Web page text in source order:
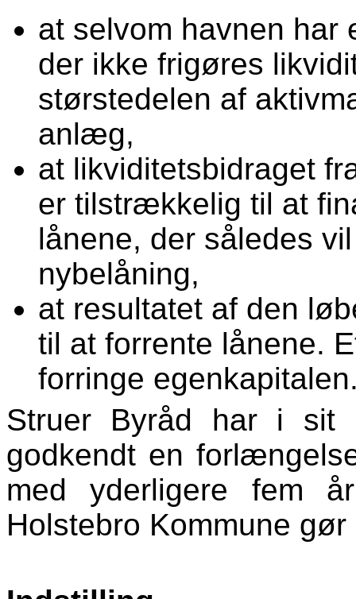
at selvom havnen har
der ikke frigøres
størstedelen af
anlæg,
at likviditetsbidraget
er tilstrækkelig til at
lånene, der således
nybelåning,
at resultatet af den
til at forrente lånene.
forringe
Struer Byråd har i sit
godkendt en
med yderligere fem
Holstebro Kommune